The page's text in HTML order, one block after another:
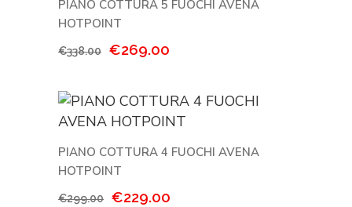
PIANO COTTURA 5 FUOCHI AVENA
HOTPOINT
€338.00
Il
era:
€338.00.
€269.00
è:
€269.00.
PIANO COTTURA 4 FUOCHI AVENA
HOTPOINT
€299.00
Il
€229.00